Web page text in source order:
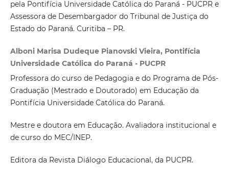
pela Pontifícia Universidade Católica do Paraná - PUCPR e
Assessora de Desembargador do Tribunal de Justiça do
Estado do Paraná. Curitiba – PR.
Alboni Marisa Dudeque Pianovski Vieira, Pontifícia
Universidade Católica do Paraná - PUCPR
Professora do curso de Pedagogia e do Programa de Pós-
Graduação (Mestrado e Doutorado) em Educação da
Pontifícia Universidade Católica do Paraná.
Mestre e doutora em Educação. Avaliadora institucional e
de curso do MEC/INEP.
Editora da Revista Diálogo Educacional, da PUCPR.